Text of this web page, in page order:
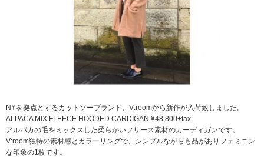
NYを拠点とするカットソーブランド、V:roomから新作が入荷致しました。
ALPACA MIX FLEECE HOODED CARDIGAN ¥48,800+tax
アルパカの毛をミックスした柔らかいフリース素材のカーディガンです。
V:room独特の素材感とカラーリングで、シンプルながらも品がありフェミニン
な印象の1枚です。